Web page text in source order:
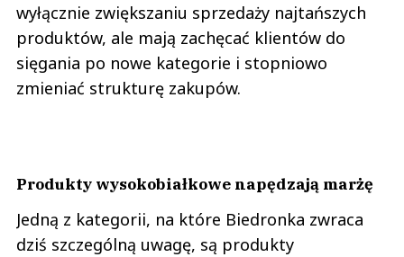
wyłącznie zwiększaniu sprzedaży najtańszych
produktów, ale mają zachęcać klientów do
sięgania po nowe kategorie i stopniowo
zmieniać strukturę zakupów.
Produkty wysokobiałkowe napędzają marżę
Jedną z kategorii, na które Biedronka zwraca
dziś szczególną uwagę, są produkty